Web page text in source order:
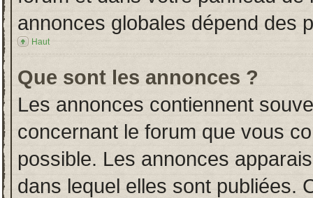
annonces globales dépend des
Haut
Que sont les annonces ?
Les annonces contiennent
concernant le forum que vous
possible. Les annonces
dans lequel elles sont publiées.